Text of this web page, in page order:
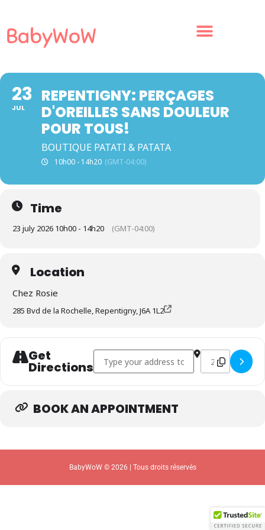
BabyWoW
23
JUL
REPENTIGNY: PERÇAGES
D'OREILLES SANS DOULEUR
POUR TOUS!
BOUTIQUE PATATI & PATATA
10h00 - 14h20 (GMT-04:00)
Time
23 july 2026 10h00 - 14h20 (GMT-04:00)
Location
Chez Rosie
285 Bvd de la Rochelle, Repentigny, J6A 1L2
Get
Directions
Address - REPENTIGNY: Perçages
Destination
BOOK AN APPOINTMENT
BabyWoW © 2026 | Tous droits réservés